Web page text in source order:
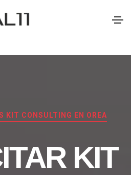
CONSULTING EN OREA
KIT